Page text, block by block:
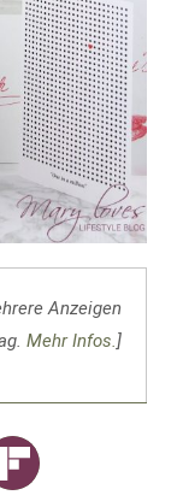
Anzeigen
Mehr Infos.]